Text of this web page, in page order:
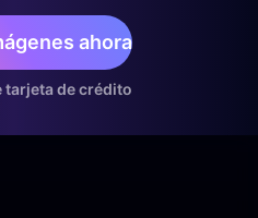
ahora
tarjeta de crédito